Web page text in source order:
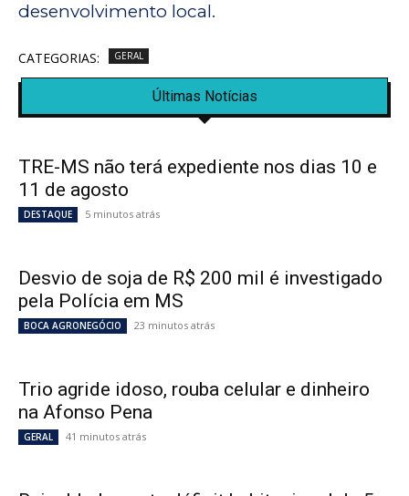
desenvolvimento local.
CATEGORIAS: GERAL
Últimas Notícias
TRE-MS não terá expediente nos dias 10 e
11 de agosto
DESTAQUE 5 minutos atrás
Desvio de soja de R$ 200 mil é investigado
pela Polícia em MS
BOCA AGRONEGÓCIO 23 minutos atrás
Trio agride idoso, rouba celular e dinheiro
na Afonso Pena
GERAL 41 minutos atrás